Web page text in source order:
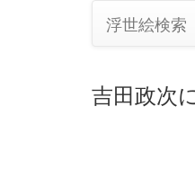
浮世絵検索
吉田政次